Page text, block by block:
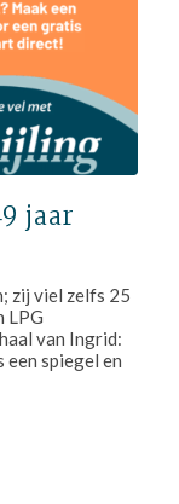
jaar
zij viel zelfs 25
LPG
van Ingrid:
spiegel en